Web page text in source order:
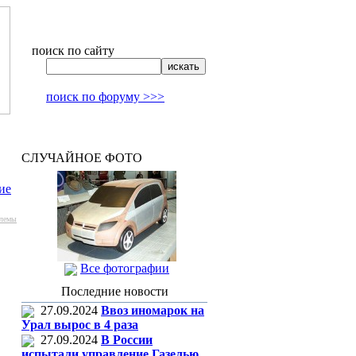
поиск по сайту
поиск по форуму >>>
СЛУЧАЙНОЕ ФОТО
Все фотографии
Последние новости
27.09.2024 Ввоз иномарок на
Урал вырос в 4 раза
27.09.2024 В России